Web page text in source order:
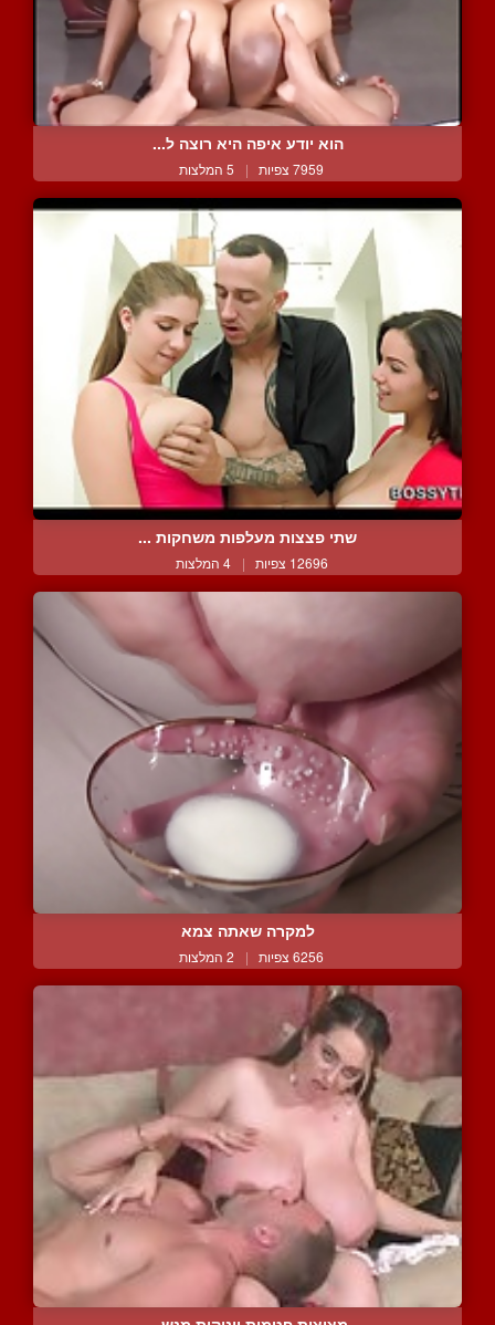
הוא יודע איפה היא רוצה ל...
7959 צפיות | 5 המלצות
שתי פצצות מעלפות משחקות ...
12696 צפיות | 4 המלצות
למקרה שאתה צמא
6256 צפיות | 2 המלצות